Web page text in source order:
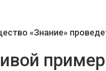
«Знание»
пример